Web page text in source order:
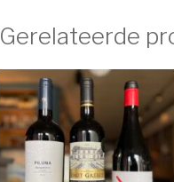
Gerelateerde